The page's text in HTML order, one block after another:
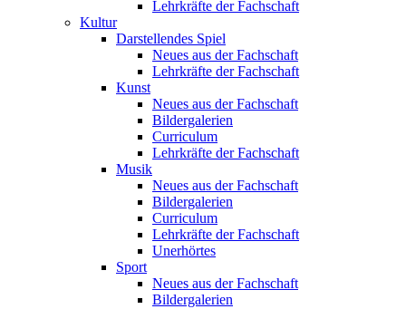
Lehrkräfte der Fachschaft
Kultur
Darstellendes Spiel
Neues aus der Fachschaft
Lehrkräfte der Fachschaft
Kunst
Neues aus der Fachschaft
Bildergalerien
Curriculum
Lehrkräfte der Fachschaft
Musik
Neues aus der Fachschaft
Bildergalerien
Curriculum
Lehrkräfte der Fachschaft
Unerhörtes
Sport
Neues aus der Fachschaft
Bildergalerien